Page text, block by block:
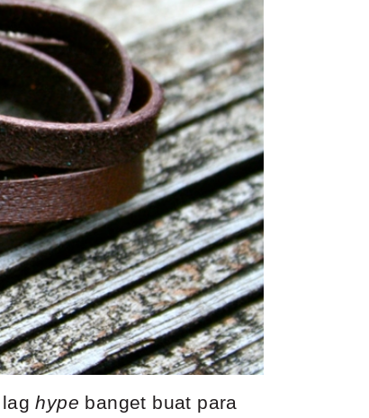
laghype banget buat para